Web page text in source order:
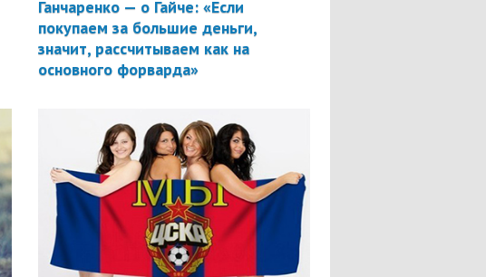
Ганчаренко — о Гайче: «Если
покупаем за большие деньги,
значит, рассчитываем как на
основного форварда»